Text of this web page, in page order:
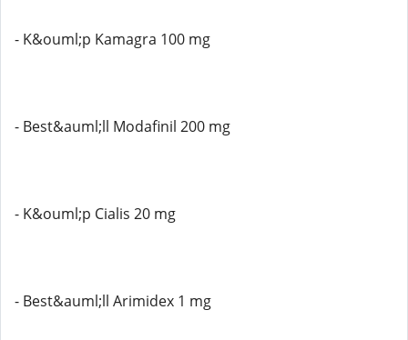
- K&ouml;p Kamagra 100 mg
- Best&auml;ll Modafinil 200 mg
- K&ouml;p Cialis 20 mg
- Best&auml;ll Arimidex 1 mg